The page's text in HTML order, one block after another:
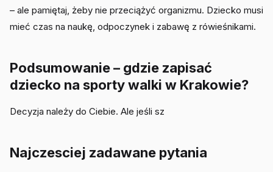
– ale pamiętaj, żeby nie przeciążyć organizmu. Dziecko musi
mieć czas na naukę, odpoczynek i zabawę z rówieśnikami.
Podsumowanie – gdzie zapisać
dziecko na sporty walki w Krakowie?
Decyzja należy do Ciebie. Ale jeśli sz
Najczesciej zadawane pytania